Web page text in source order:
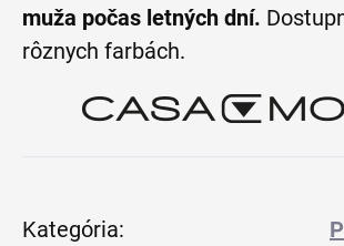
muža počas letných dní.
rôznych farbách.
Kategória: